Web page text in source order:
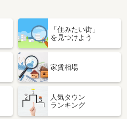
「住みたい街」
を見つけよう
家賃相場
人気タウン
ランキング